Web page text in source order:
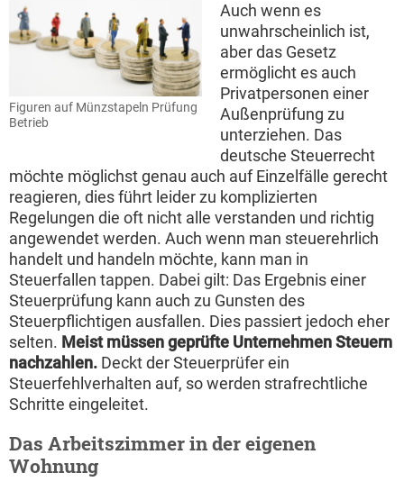
Figuren auf Münzstapeln Prüfung
Betrieb
Auch wenn es
unwahrscheinlich ist,
aber das Gesetz
ermöglicht es auch
Privatpersonen einer
Außenprüfung zu
unterziehen. Das
deutsche Steuerrecht
möchte möglichst genau auch auf Einzelfälle gerecht
reagieren, dies führt leider zu komplizierten
Regelungen die oft nicht alle verstanden und richtig
angewendet werden. Auch wenn man steuerehrlich
handelt und handeln möchte, kann man in
Steuerfallen tappen. Dabei gilt: Das Ergebnis einer
Steuerprüfung kann auch zu Gunsten des
Steuerpflichtigen ausfallen. Dies passiert jedoch eher
selten. Meist müssen geprüfte Unternehmen Steuern
nachzahlen. Deckt der Steuerprüfer ein
Steuerfehlverhalten auf, so werden strafrechtliche
Schritte eingeleitet.
Das Arbeitszimmer in der eigenen
Wohnung